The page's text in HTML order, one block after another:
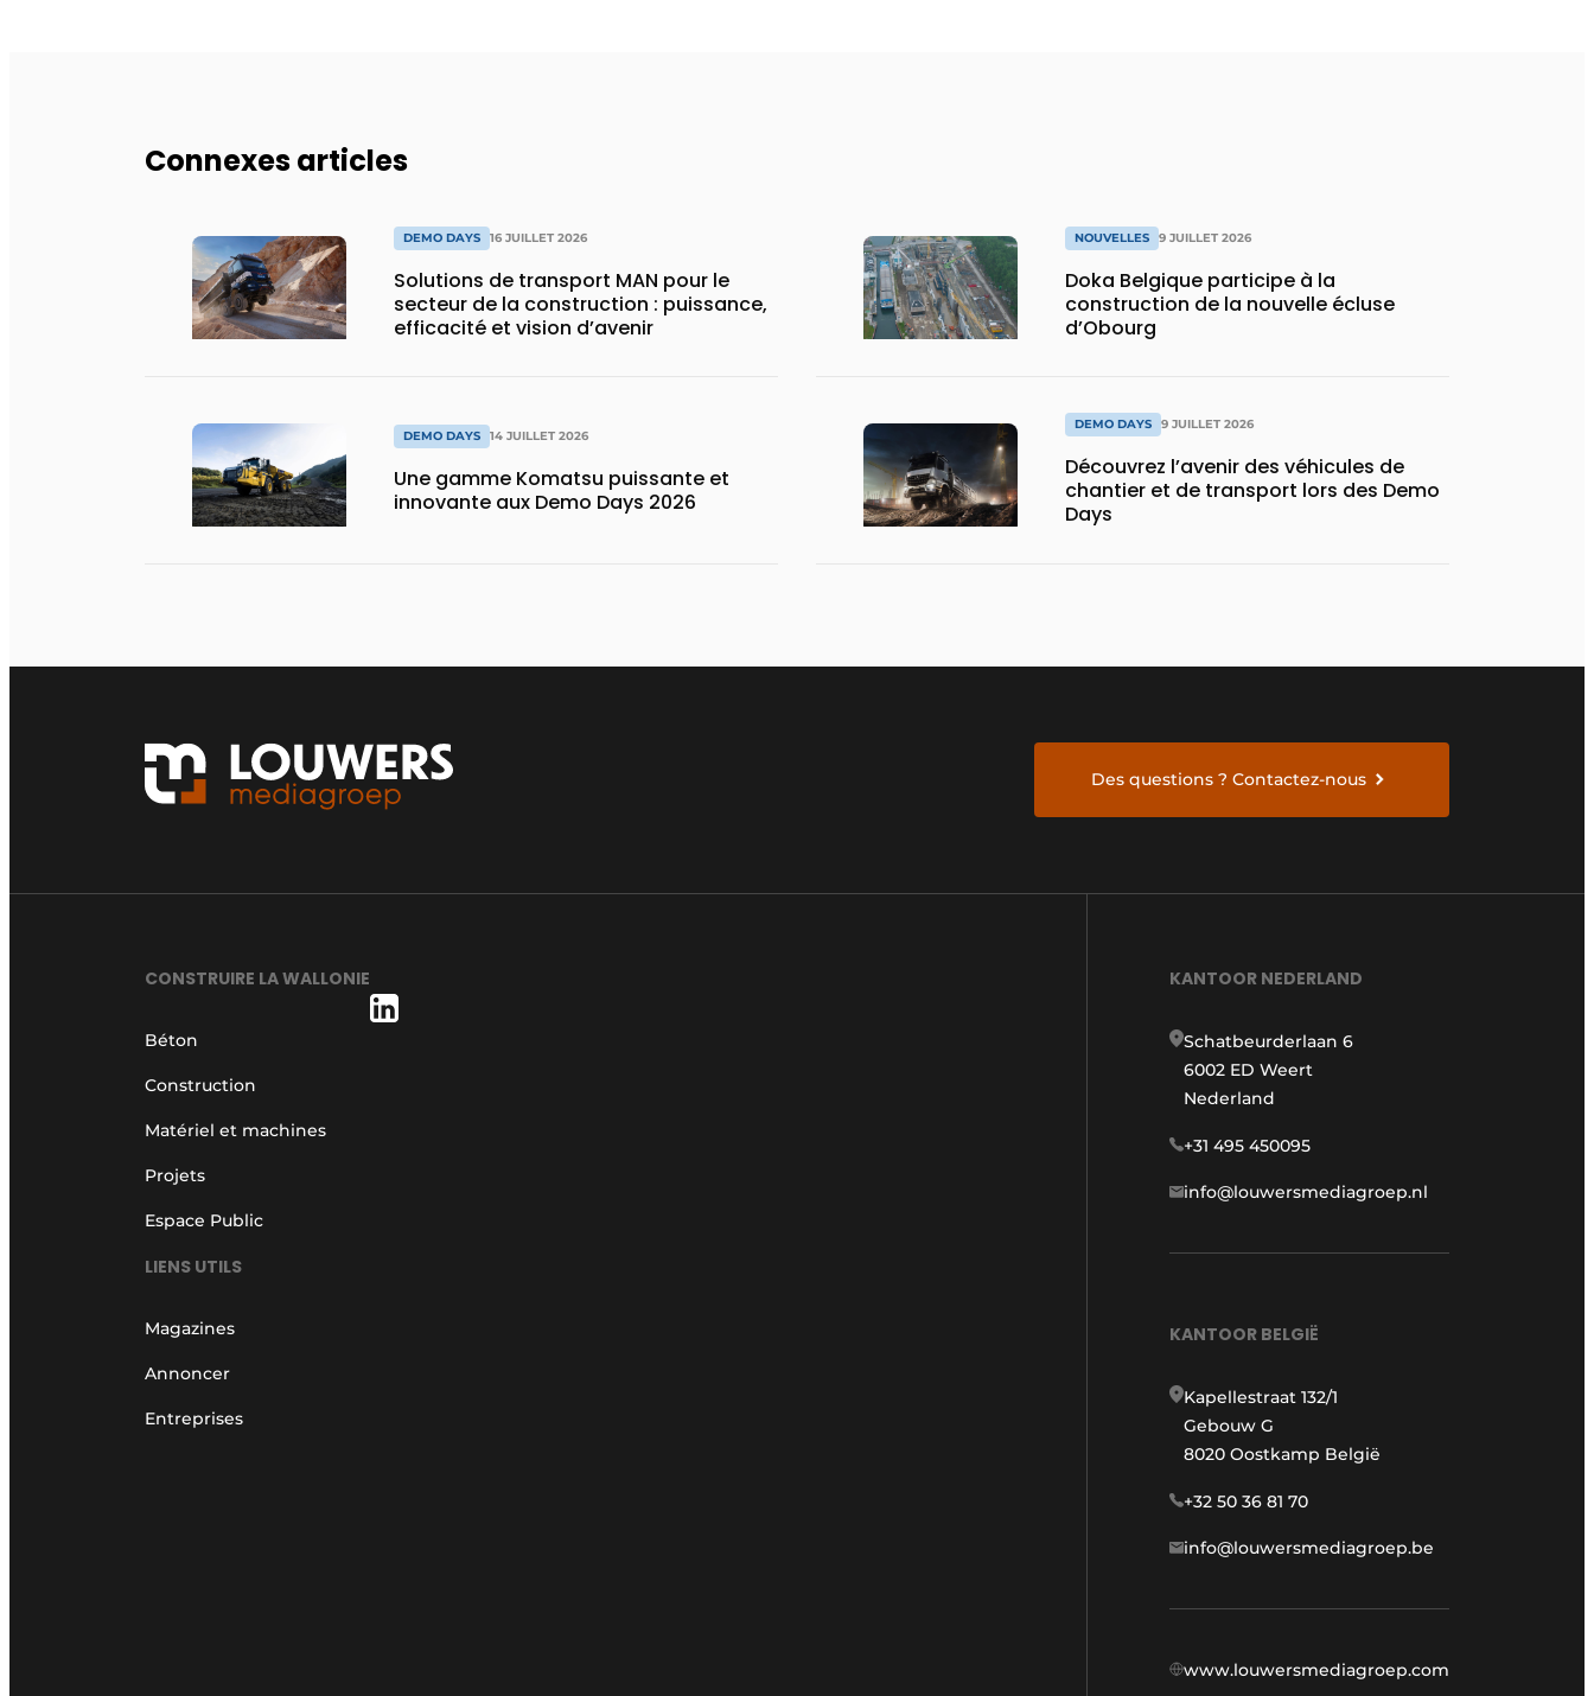
Connexes articles
DEMO DAYS 16 JUILLET 2026
Solutions de transport MAN pour le
secteur de la construction : puissance,
efficacité et vision d’avenir
DEMO DAYS 14 JUILLET 2026
Une gamme Komatsu puissante et
innovante aux Demo Days 2026
NOUVELLES 9 JUILLET 2026
Doka Belgique participe à la
construction de la nouvelle écluse
d’Obourg
DEMO DAYS 9 JUILLET 2026
Découvrez l’avenir des véhicules de
chantier et de transport lors des Demo
Days
Des questions ? Contactez-nous
CONSTRUIRE LA WALLONIE
Béton
Construction
Matériel et machines
Projets
Espace Public
LIENS UTILS
Magazines
Annoncer
Entreprises
KANTOOR NEDERLAND
Schatbeurderlaan 6
6002 ED Weert
Nederland
+31 495 450095
info@louwersmediagroep.nl
KANTOOR BELGIË
Kapellestraat 132/1
Gebouw G
8020 Oostkamp België
+32 50 36 81 70
info@louwersmediagroep.be
www.louwersmediagroep.com